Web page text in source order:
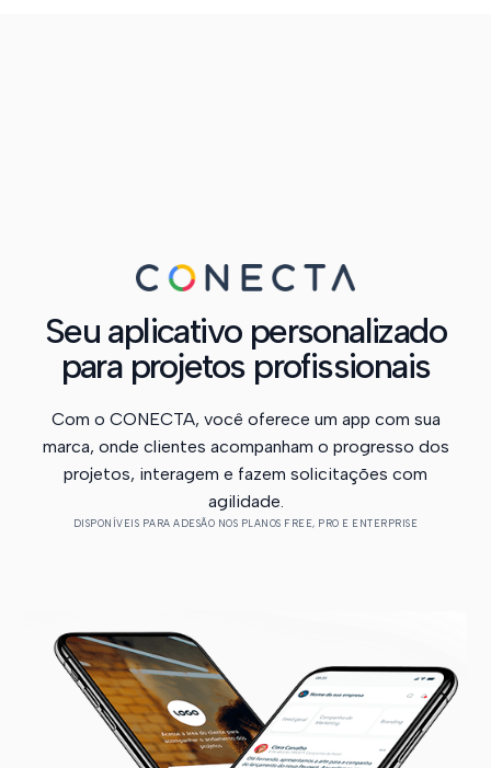
Seu aplicativo personalizado
para projetos profissionais
Com o CONECTA, você oferece um app com sua
marca, onde clientes acompanham o progresso dos
projetos, interagem e fazem solicitações com
agilidade.
DISPONÍVEIS PARA ADESÃO NOS PLANOS FREE, PRO E ENTERPRISE